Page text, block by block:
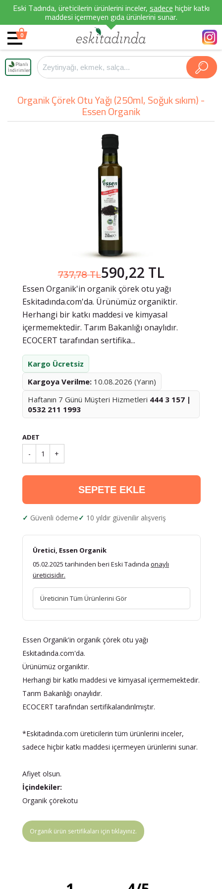
Eski Tadında, üreticilerin ürünlerini inceler,sadecehiçbir katkı
maddesi içermeyen gıda ürünlerini sunar.
0
Planlı
İndirimler
Organik Çörek Otu Yağı (250ml, Soğuk sıkım) -
Essen Organik
737,78 TL590,22 TL
Essen Organik'in organik çörek otu yağı
Eskitadında.com'da. Ürünümüz organiktir.
Herhangi bir katkı maddesi ve kimyasal
içermemektedir. Tarım Bakanlığı onaylıdır.
ECOCERT tarafından sertifika...
Kargo Ücretsiz
Kargoya Verilme: 10.08.2026 (Yarın)
Haftanın 7 Günü Müşteri Hizmetleri 444 3 157 |
0532 211 1993
ADET
- 1 +
SEPETE EKLE
Güvenli ödeme 10 yıldır güvenilir alışveriş
Üretici, Essen Organik
05.02.2025 tarihinden beri Eski Tadında onaylı
üreticisidir.
Üreticinin Tüm Ürünlerini Gör
Essen Organik'in organik çörek otu yağı
Eskitadında.com'da.
Ürünümüz organiktir.
Herhangi bir katkı maddesi ve kimyasal içermemektedir.
Tarım Bakanlığı onaylıdır.
ECOCERT tarafından sertifikalandırılmıştır.
*Eskitadında.com üreticilerin tüm ürünlerini inceler,
sadece hiçbir katkı maddesi içermeyen ürünlerini sunar.
Afiyet olsun.
İçindekiler:
Organik çörekotu
Organik ürün sertifikaları için tıklayınız.